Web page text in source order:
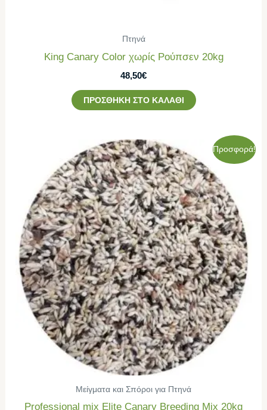
Πτηνά
King Canary Color χωρίς Ρούπσεν 20kg
48,50€
ΠΡΟΣΘΉΚΗ ΣΤΟ ΚΑΛΆΘΙ
Προσφορά!
Μείγματα και Σπόροι για Πτηνά
Professional mix Εlite Canary Breeding Mix 20kg
Original
price
was:
56,50€.
Η
τρέχουσα
τιμή
είναι:
53,00€.